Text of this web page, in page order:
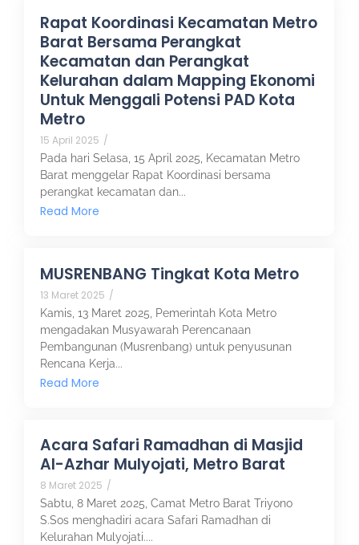
Rapat Koordinasi Kecamatan Metro
Barat Bersama Perangkat
Kecamatan dan Perangkat
Kelurahan dalam Mapping Ekonomi
Untuk Menggali Potensi PAD Kota
Metro
15 April 2025 /
Pada hari Selasa, 15 April 2025, Kecamatan Metro
Barat menggelar Rapat Koordinasi bersama
perangkat kecamatan dan...
Read More
MUSRENBANG Tingkat Kota Metro
13 Maret 2025 /
Kamis, 13 Maret 2025, Pemerintah Kota Metro
mengadakan Musyawarah Perencanaan
Pembangunan (Musrenbang) untuk penyusunan
Rencana Kerja...
Read More
Acara Safari Ramadhan di Masjid
Al-Azhar Mulyojati, Metro Barat
8 Maret 2025 /
Sabtu, 8 Maret 2025, Camat Metro Barat Triyono
S.Sos menghadiri acara Safari Ramadhan di
Kelurahan Mulyojati....